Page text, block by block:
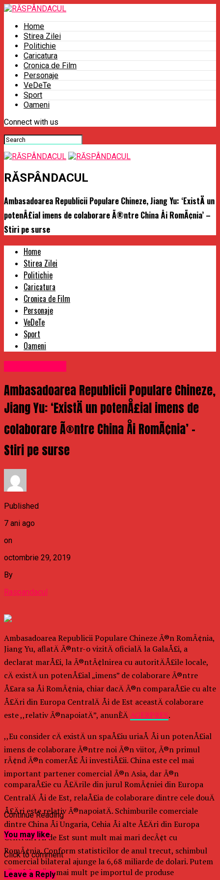
Home
Stirea Zilei
Politichie
Caricatura
Cronica de Film
Personaje
VeDeTe
Sport
Oameni
Connect with us
RĂSPÂNDACUL
Ambasadoarea Republicii Populare Chineze, Jiang Yu: ‘ExistÄ un
potenÅ£ial imens de colaborare Ã®ntre China Åi RomÃ¢nia’ –
Stiri pe surse
Home
Stirea Zilei
Politichie
Caricatura
Cronica de Film
Personaje
VeDeTe
Sport
Oameni
Ambasadoarea Republicii Populare Chineze,
Jiang Yu: ‘ExistÄ un potenÅ£ial imens de
colaborare Ã®ntre China Åi RomÃ¢nia’ –
Stiri pe surse
Published
7 ani ago
on
octombrie 29, 2019
By
Raspandacul
Ambasadoarea Republicii Populare Chineze Ã®n RomÃ¢nia,
Jiang Yu, aflatÄ Ã®ntr-o vizitÄ oficialÄ la GalaÅ£i, a
declarat marÅ£i, la Ã®ntÃ¢lnirea cu autoritÄÅ£ile locale,
cÄ existÄ un potenÅ£ial „imens” de colaborare Ã®ntre
Å£ara sa Åi RomÃ¢nia, chiar dacÄ Ã®n comparaÅ£ie cu alte
Å£Äri din Europa CentralÄ Åi de Est aceastÄ colaborare
este ,,relativ Ã®napoiatÄ”, anunÈÄAGERPRES.
,,Eu consider cÄ existÄ un spaÅ£iu uriaÅ Åi un potenÅ£ial
imens de colaborare Ã®ntre noi Ã®n viitor, Ã®n primul
rÃ¢nd Ã®n comerÅ£ Åi investiÅ£ii. China este cel mai
important partener comercial Ã®n Asia, dar Ã®n
comparaÅ£ie cu Å£Ärile din jurul RomÃ¢niei din Europa
CentralÄ Åi de Est, relaÅ£ia de colaborare dintre cele douÄ
Å£Äri este relativ Ã®napoiatÄ. Schimburile comerciale
dintre China Åi Ungaria, Cehia Åi alte Å£Äri din Europa
CentralÄ Åi de Est sunt mult mai mari decÃ¢t cu
RomÃ¢nia. Conform statisticilor de anul trecut, schimbul
comercial bilateral ajunge la 6,68 miliarde de dolari. Putem
sÄ colaborÄm mai mult pe importul de produse
Continue Reading
You may like
Click to comment
Leave a Reply